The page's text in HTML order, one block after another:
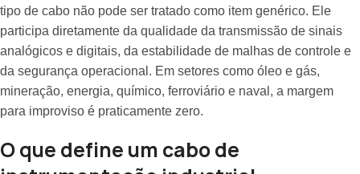
tipo de cabo não pode ser tratado como item genérico. Ele
participa diretamente da qualidade da transmissão de sinais
analógicos e digitais, da estabilidade de malhas de controle e
da segurança operacional. Em setores como óleo e gás,
mineração, energia, químico, ferroviário e naval, a margem
para improviso é praticamente zero.
O que define um cabo de